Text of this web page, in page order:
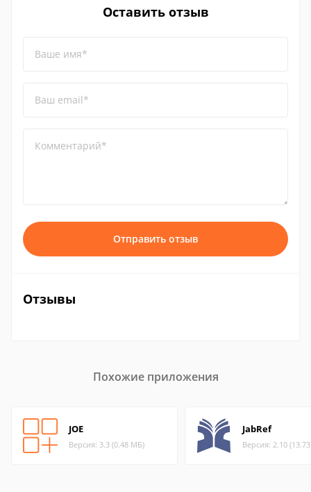
Оставить отзыв
Ваше имя*
Ваш email*
Комментарий*
Отправить отзыв
Отзывы
Похожие приложения
JOE
Версия: 3.3 (0.48 МБ)
JabRef
Версия: 2.10